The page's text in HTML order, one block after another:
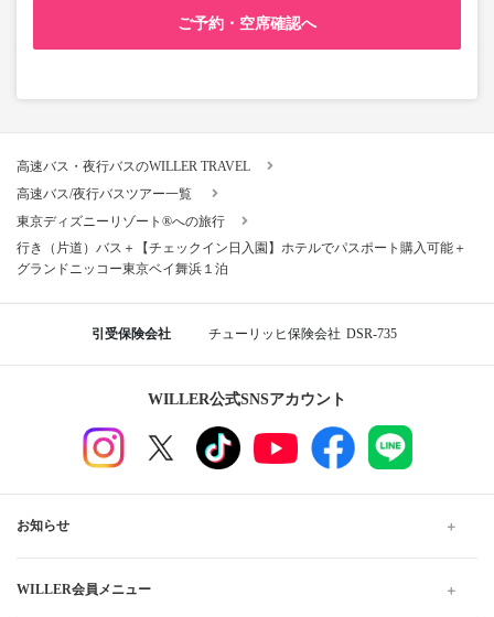
ご予約・空席確認へ
高速バス・夜行バスのWILLER TRAVEL
高速バス/夜行バスツアー一覧
東京ディズニーリゾート®への旅行
行き（片道）バス＋【チェックイン日入園】ホテルでパスポート購入可能＋
グランドニッコー東京ベイ舞浜１泊
引受保険会社 チューリッヒ保険会社 DSR-735
WILLER公式SNSアカウント
お知らせ
WILLER会員メニュー